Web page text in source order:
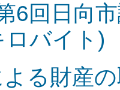
6回日向
ロバイト)
る財産